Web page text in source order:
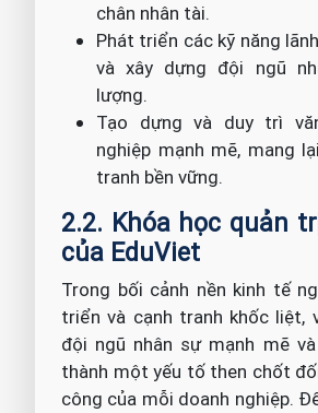
chân nhân tài.
Phát triển các kỹ năng
và xây dựng đội ngũ
lượng.
Tạo dựng và duy trì
nghiệp mạnh mẽ, mang
tranh bền vững.
2.2. Khóa học quản
của EduViet
Trong bối cảnh nền kinh tế
triển và cạnh tranh khốc liệt,
đội ngũ nhân sự mạnh mẽ
thành một yếu tố then chốt
công của mỗi doanh nghiệp.